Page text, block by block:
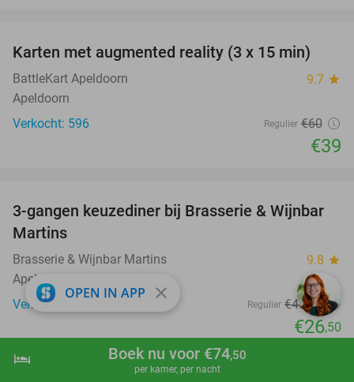
shopping_cart Boek nu
hotel Boek nu voor €74,50
per kamer, per nacht
35%
Karten met augmented reality (3 x 15 min)
BattleKart Apeldoorn 9.7 star
Apeldoorn
Verkocht: 596
Regulier €60
€39
35%
3-gangen keuzediner bij Brasserie & Wijnbar
Martins
Brasserie & Wijnbar Martins 9.8 star
Apeldoorn
Verkocht: 681
Regulier €40,70
€26,50
OPEN IN APP close